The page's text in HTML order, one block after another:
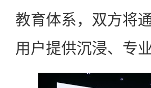
教育体系，双方将
用户提供沉浸、专